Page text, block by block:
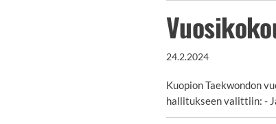
24.2.2024
Kuopion Taekwondon
hallitukseen valittiin: -